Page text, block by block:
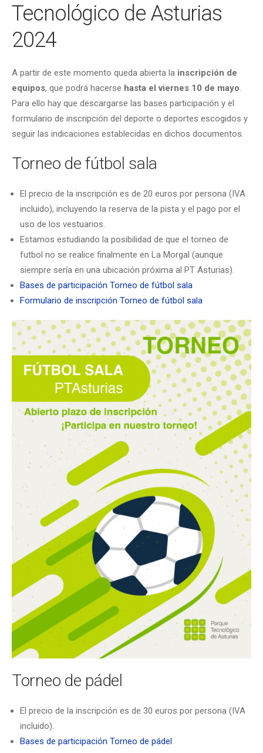
Tecnológico de Asturias
2024
A partir de este momento queda abierta la inscripción de
equipos, que podrá hacerse hasta el viernes 10 de mayo.
Para ello hay que descargarse las bases participación y el
formulario de inscripción del deporte o deportes escogidos y
seguir las indicaciones establecidas en dichos documentos.
Torneo de fútbol sala
El precio de la inscripción es de 20 euros por persona (IVA
incluido), incluyendo la reserva de la pista y el pago por el
uso de los vestuarios.
Estamos estudiando la posibilidad de que el torneo de
futbol no se realice finalmente en La Morgal (aunque
siempre sería en una ubicación próxima al PT Asturias).
Bases de participación Torneo de fútbol sala
Formulario de inscripción Torneo de fútbol sala
Torneo de pádel
El precio de la inscripción es de 30 euros por persona (IVA
incluido).
Bases de participación Torneo de pádel